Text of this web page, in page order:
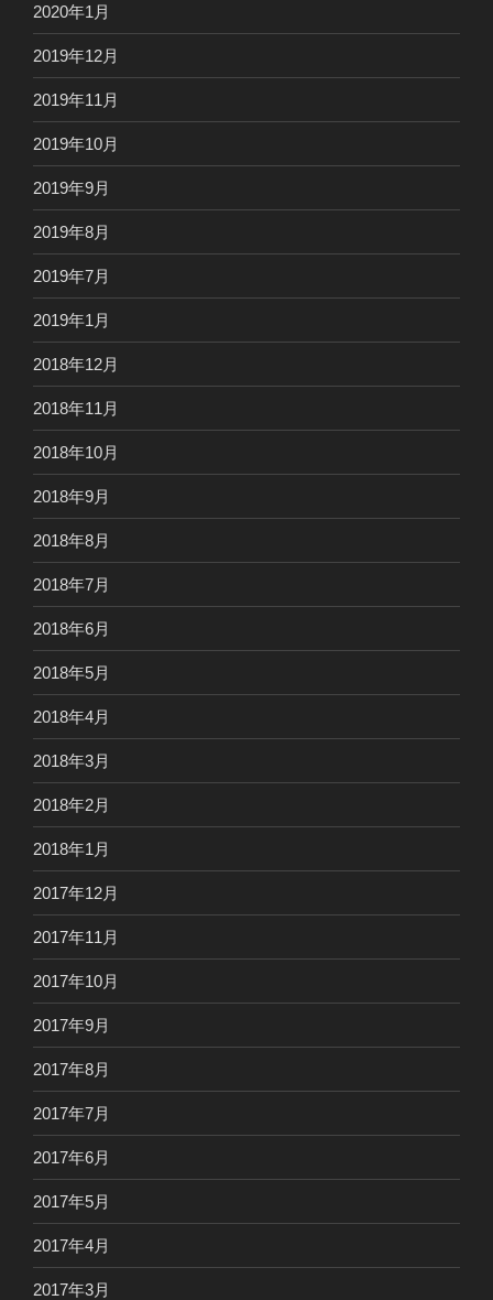
2020年1月
2019年12月
2019年11月
2019年10月
2019年9月
2019年8月
2019年7月
2019年1月
2018年12月
2018年11月
2018年10月
2018年9月
2018年8月
2018年7月
2018年6月
2018年5月
2018年4月
2018年3月
2018年2月
2018年1月
2017年12月
2017年11月
2017年10月
2017年9月
2017年8月
2017年7月
2017年6月
2017年5月
2017年4月
2017年3月